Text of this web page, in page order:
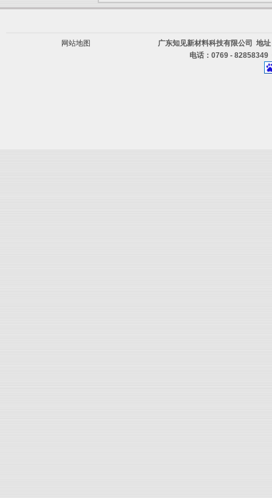
网站地图
广东知见新材料科技有限公司 地
电话：0769 -